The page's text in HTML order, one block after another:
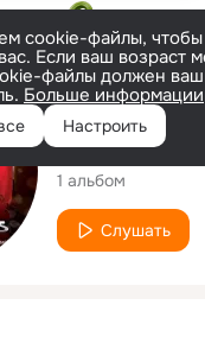
cookie-файлы, чтобы
Если ваш возраст
файлы должен
Больше информации
Настроить
Исполнитель
1 альбом
Слушать